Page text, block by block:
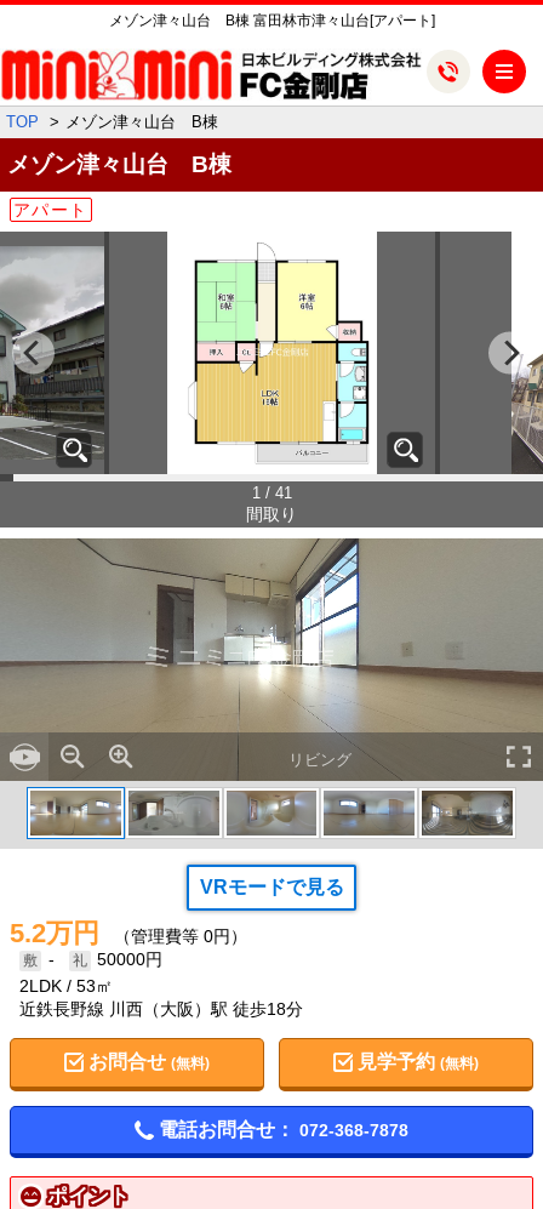
メゾン津々山台 B棟 富田林市津々山台[アパート]
TOP メゾン津々山台 B棟
メゾン津々山台 B棟
アパート
1 / 41
間取り
リビング
VRモードで見る
5.2万円 （管理費等 0円）
-
50000円
2LDK
53㎡
近鉄長野線 川西（大阪）駅 徒歩18分
お問合せ (無料) 見学予約(無料)
電話お問合せ： 072-368-7878
ポイント